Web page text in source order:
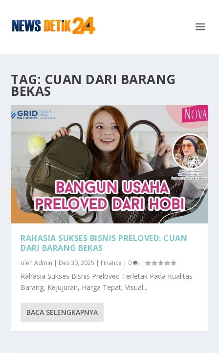
TAG: CUAN DARI BARANG
BEKAS
RAHASIA SUKSES BISNIS PRELOVED: CUAN
DARI BARANG BEKAS
olehAdmin | Des 30, 2025 | Finance | 0 |
Rahasia Sukses Bisnis Preloved Terletak Pada Kualitas
Barang, Kejujuran, Harga Tepat, Visual...
BACA SELENGKAPNYA